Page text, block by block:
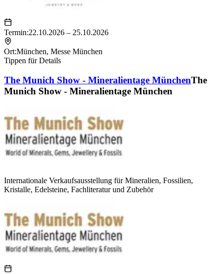
Termin:22.10.2026 – 25.10.2026
Ort:München, Messe München
Tippen für Details
The Munich Show - Mineralientage MünchenThe
Munich Show - Mineralientage München
Internationale Verkaufsausstellung für Mineralien, Fossilien,
Kristalle, Edelsteine, Fachliteratur und Zubehör